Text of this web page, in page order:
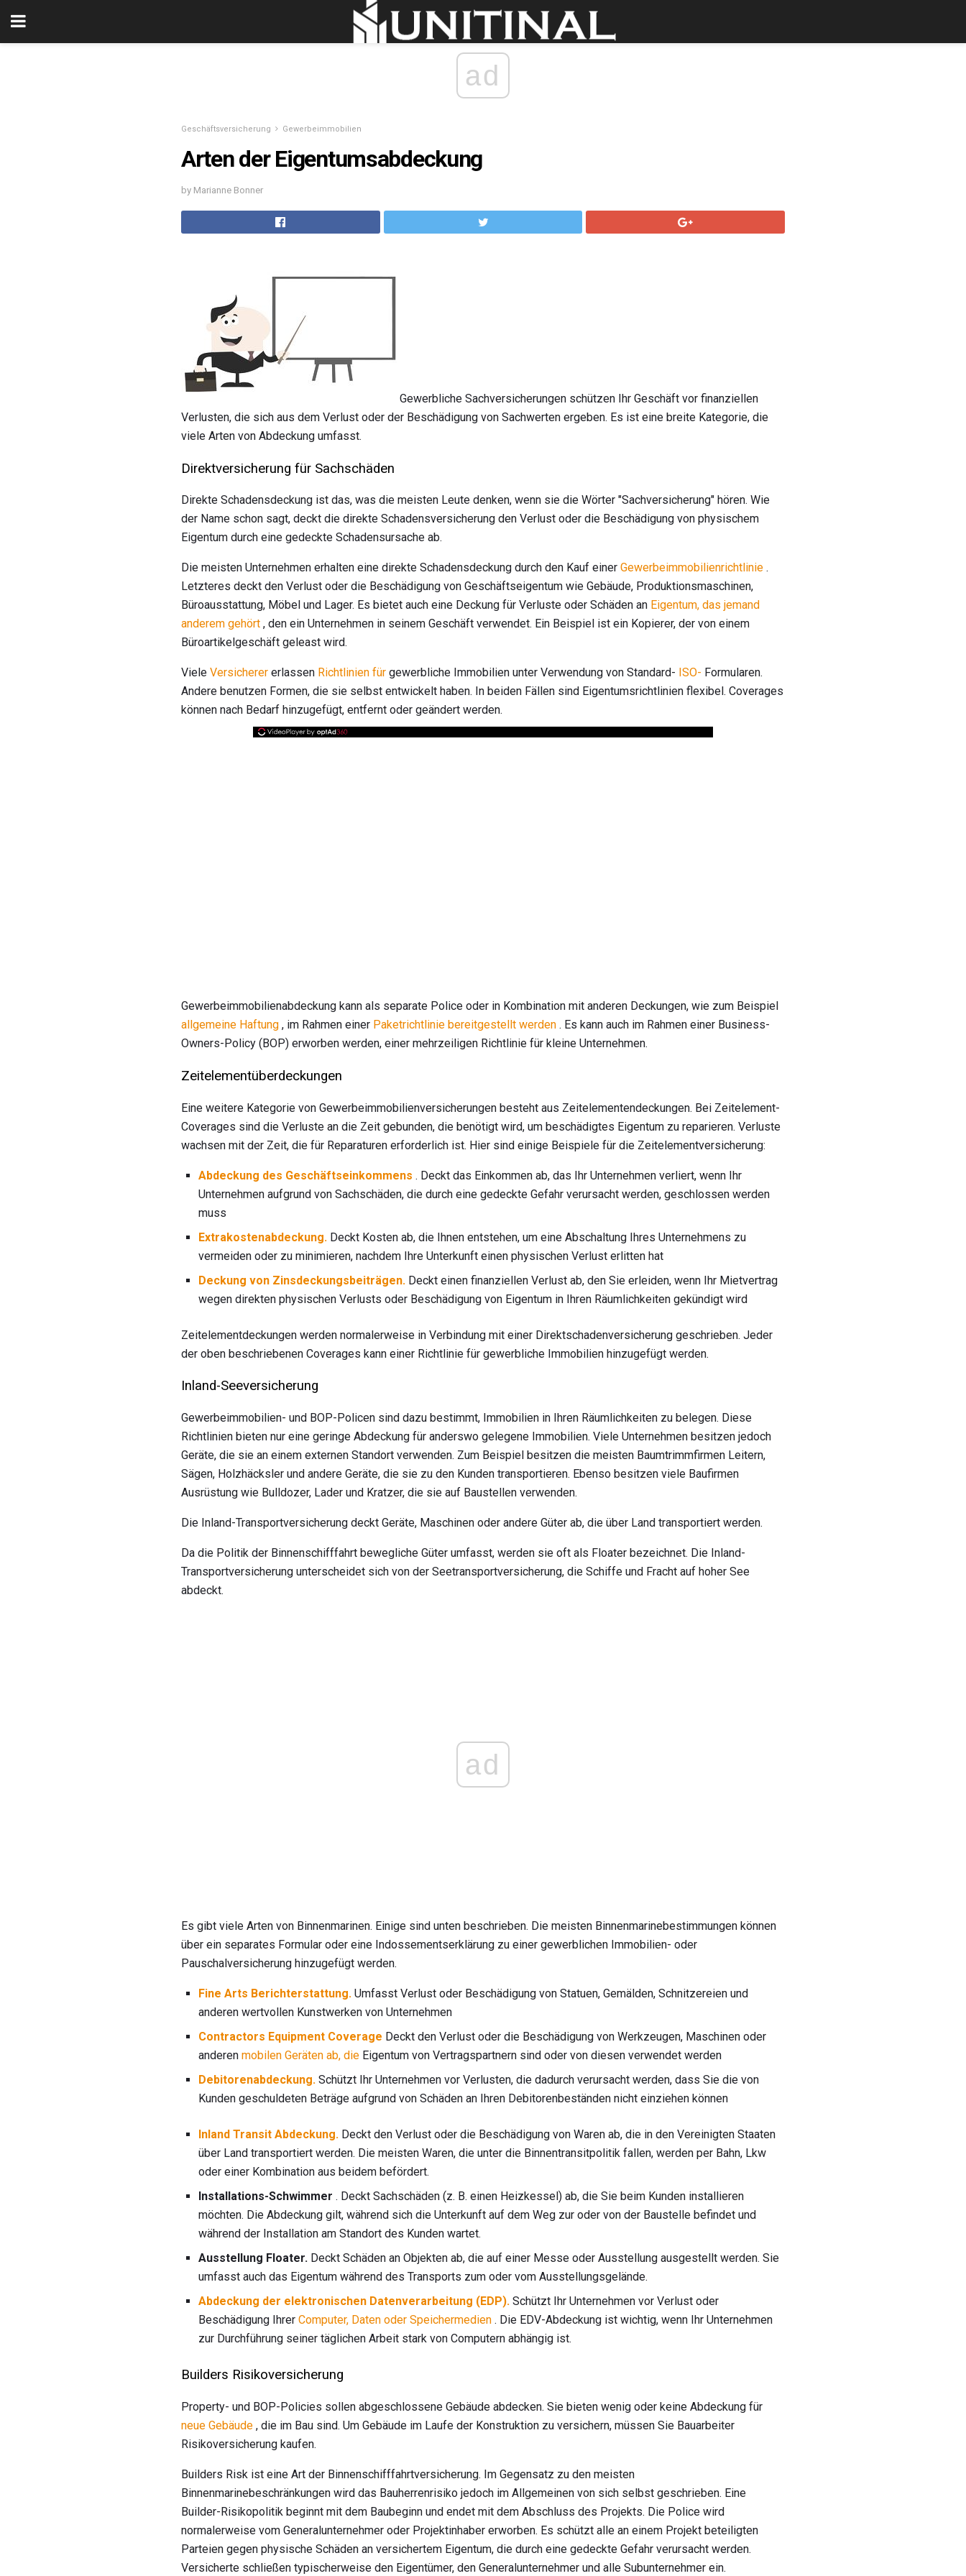
ad
Geschäftsversicherung Gewerbeimmobilien
Arten der Eigentumsabdeckung
by Marianne Bonner
Gewerbliche Sachversicherungen schützen Ihr Geschäft vor finanziellen
Verlusten, die sich aus dem Verlust oder der Beschädigung von Sachwerten ergeben. Es ist eine breite Kategorie, die
viele Arten von Abdeckung umfasst.
Direktversicherung für Sachschäden
Direkte Schadensdeckung ist das, was die meisten Leute denken, wenn sie die Wörter "Sachversicherung" hören. Wie
der Name schon sagt, deckt die direkte Schadensversicherung den Verlust oder die Beschädigung von physischem
Eigentum durch eine gedeckte Schadensursache ab.
Die meisten Unternehmen erhalten eine direkte Schadensdeckung durch den Kauf einer Gewerbeimmobilienrichtlinie .
Letzteres deckt den Verlust oder die Beschädigung von Geschäftseigentum wie Gebäude, Produktionsmaschinen,
Büroausstattung, Möbel und Lager. Es bietet auch eine Deckung für Verluste oder Schäden an Eigentum, das jemand
anderem gehört , den ein Unternehmen in seinem Geschäft verwendet. Ein Beispiel ist ein Kopierer, der von einem
Büroartikelgeschäft geleast wird.
Viele Versicherer erlassen Richtlinien für gewerbliche Immobilien unter Verwendung von Standard- ISO- Formularen.
Andere benutzen Formen, die sie selbst entwickelt haben. In beiden Fällen sind Eigentumsrichtlinien flexibel. Coverages
können nach Bedarf hinzugefügt, entfernt oder geändert werden.
Gewerbeimmobilienabdeckung kann als separate Police oder in Kombination mit anderen Deckungen, wie zum Beispiel
allgemeine Haftung , im Rahmen einer Paketrichtlinie bereitgestellt werden . Es kann auch im Rahmen einer Business-
Owners-Policy (BOP) erworben werden, einer mehrzeiligen Richtlinie für kleine Unternehmen.
Zeitelementüberdeckungen
Eine weitere Kategorie von Gewerbeimmobilienversicherungen besteht aus Zeitelementendeckungen. Bei Zeitelement-
Coverages sind die Verluste an die Zeit gebunden, die benötigt wird, um beschädigtes Eigentum zu reparieren. Verluste
wachsen mit der Zeit, die für Reparaturen erforderlich ist. Hier sind einige Beispiele für die Zeitelementversicherung:
Abdeckung des Geschäftseinkommens . Deckt das Einkommen ab, das Ihr Unternehmen verliert, wenn Ihr
Unternehmen aufgrund von Sachschäden, die durch eine gedeckte Gefahr verursacht werden, geschlossen werden
muss
Extrakostenabdeckung. Deckt Kosten ab, die Ihnen entstehen, um eine Abschaltung Ihres Unternehmens zu
vermeiden oder zu minimieren, nachdem Ihre Unterkunft einen physischen Verlust erlitten hat
Deckung von Zinsdeckungsbeiträgen. Deckt einen finanziellen Verlust ab, den Sie erleiden, wenn Ihr Mietvertrag
wegen direkten physischen Verlusts oder Beschädigung von Eigentum in Ihren Räumlichkeiten gekündigt wird
Zeitelementdeckungen werden normalerweise in Verbindung mit einer Direktschadenversicherung geschrieben. Jeder
der oben beschriebenen Coverages kann einer Richtlinie für gewerbliche Immobilien hinzugefügt werden.
Inland-Seeversicherung
Gewerbeimmobilien- und BOP-Policen sind dazu bestimmt, Immobilien in Ihren Räumlichkeiten zu belegen. Diese
Richtlinien bieten nur eine geringe Abdeckung für anderswo gelegene Immobilien. Viele Unternehmen besitzen jedoch
Geräte, die sie an einem externen Standort verwenden. Zum Beispiel besitzen die meisten Baumtrimmfirmen Leitern,
Sägen, Holzhäcksler und andere Geräte, die sie zu den Kunden transportieren. Ebenso besitzen viele Baufirmen
Ausrüstung wie Bulldozer, Lader und Kratzer, die sie auf Baustellen verwenden.
Die Inland-Transportversicherung deckt Geräte, Maschinen oder andere Güter ab, die über Land transportiert werden.
Da die Politik der Binnenschifffahrt bewegliche Güter umfasst, werden sie oft als Floater bezeichnet. Die Inland-
Transportversicherung unterscheidet sich von der Seetransportversicherung, die Schiffe und Fracht auf hoher See
abdeckt.
ad
Es gibt viele Arten von Binnenmarinen. Einige sind unten beschrieben. Die meisten Binnenmarinebestimmungen können
über ein separates Formular oder eine Indossementserklärung zu einer gewerblichen Immobilien- oder
Pauschalversicherung hinzugefügt werden.
Fine Arts Berichterstattung. Umfasst Verlust oder Beschädigung von Statuen, Gemälden, Schnitzereien und
anderen wertvollen Kunstwerken von Unternehmen
Contractors Equipment Coverage Deckt den Verlust oder die Beschädigung von Werkzeugen, Maschinen oder
anderen mobilen Geräten ab, die Eigentum von Vertragspartnern sind oder von diesen verwendet werden
Debitorenabdeckung. Schützt Ihr Unternehmen vor Verlusten, die dadurch verursacht werden, dass Sie die von
Kunden geschuldeten Beträge aufgrund von Schäden an Ihren Debitorenbeständen nicht einziehen können
Inland Transit Abdeckung. Deckt den Verlust oder die Beschädigung von Waren ab, die in den Vereinigten Staaten
über Land transportiert werden. Die meisten Waren, die unter die Binnentransitpolitik fallen, werden per Bahn, Lkw
oder einer Kombination aus beidem befördert.
Installations-Schwimmer . Deckt Sachschäden (z. B. einen Heizkessel) ab, die Sie beim Kunden installieren
möchten. Die Abdeckung gilt, während sich die Unterkunft auf dem Weg zur oder von der Baustelle befindet und
während der Installation am Standort des Kunden wartet.
Ausstellung Floater. Deckt Schäden an Objekten ab, die auf einer Messe oder Ausstellung ausgestellt werden. Sie
umfasst auch das Eigentum während des Transports zum oder vom Ausstellungsgelände.
Abdeckung der elektronischen Datenverarbeitung (EDP). Schützt Ihr Unternehmen vor Verlust oder
Beschädigung Ihrer Computer, Daten oder Speichermedien . Die EDV-Abdeckung ist wichtig, wenn Ihr Unternehmen
zur Durchführung seiner täglichen Arbeit stark von Computern abhängig ist.
Builders Risikoversicherung
Property- und BOP-Policies sollen abgeschlossene Gebäude abdecken. Sie bieten wenig oder keine Abdeckung für
neue Gebäude , die im Bau sind. Um Gebäude im Laufe der Konstruktion zu versichern, müssen Sie Bauarbeiter
Risikoversicherung kaufen.
Builders Risk ist eine Art der Binnenschifffahrtversicherung. Im Gegensatz zu den meisten
Binnenmarinebeschränkungen wird das Bauherrenrisiko jedoch im Allgemeinen von sich selbst geschrieben. Eine
Builder-Risikopolitik beginnt mit dem Baubeginn und endet mit dem Abschluss des Projekts. Die Police wird
normalerweise vom Generalunternehmer oder Projektinhaber erworben. Es schützt alle an einem Projekt beteiligten
Parteien gegen physische Schäden an versichertem Eigentum, die durch eine gedeckte Gefahr verursacht werden.
Versicherte schließen typischerweise den Eigentümer, den Generalunternehmer und alle Subunternehmer ein.